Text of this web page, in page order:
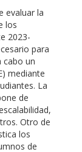
evaluar la
los
2023-
para
cabo un
mediante
La
de
Otro de
los
de